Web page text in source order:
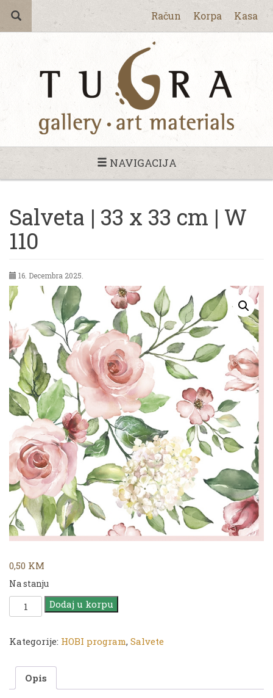
Račun Korpa Kasa
NAVIGACIJA
Salveta | 33 x 33 cm | W
110
16. Decembra 2025.
0,50 KM
Na stanju
Salveta
|
x
cm
W
Dodaj u korpu
Kategorije: HOBI program, Salvete
Opis